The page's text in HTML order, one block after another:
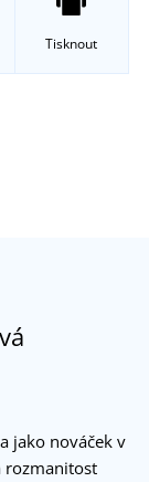
Tisknout
jako nováček v
rozmanitost